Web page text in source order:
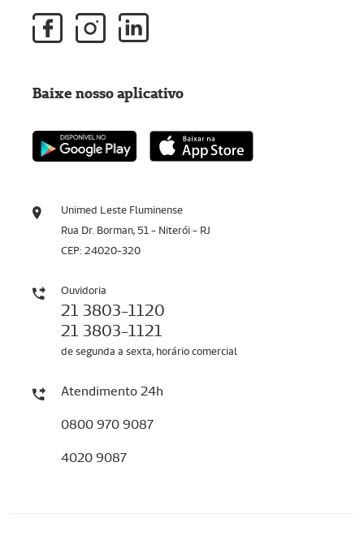
Unimed Leste Fluminense
Rua Dr. Borman, 51 - Niterói - RJ
CEP: 24020-320
Ouvidoria
21 3803-1120
21 3803-1121
de segunda a sexta, horário comercial
Atendimento 24h
0800 970 9087
4020 9087
Baixe nosso aplicativo